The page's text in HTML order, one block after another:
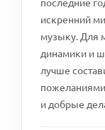
искренний
музыку. Для
динамики и
лучше
и добрые